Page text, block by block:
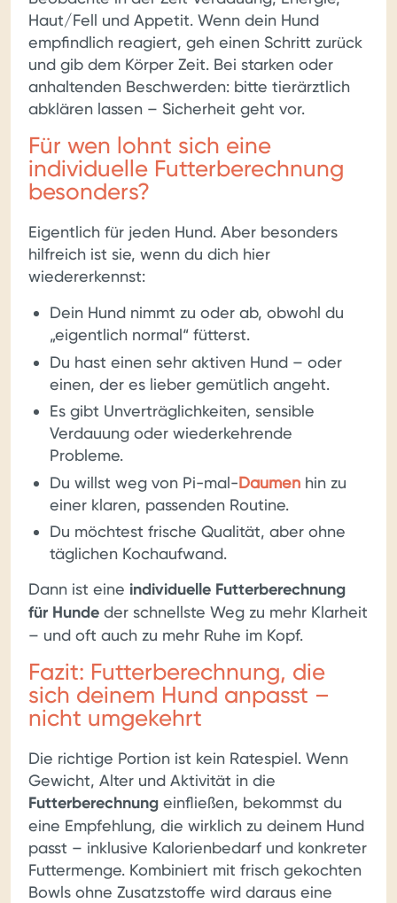
Haut/Fell und Appetit. Wenn dein Hund
empfindlich reagiert, geh einen Schritt zurück
und gib dem Körper Zeit. Bei starken oder
anhaltenden Beschwerden: bitte tierärztlich
abklären lassen – Sicherheit geht vor.
Für wen lohnt sich eine
individuelle Futterberechnung
besonders?
Eigentlich für jeden Hund. Aber besonders
hilfreich ist sie, wenn du dich hier
wiedererkennst:
Dein Hund nimmt zu oder ab, obwohl du
„eigentlich normal“ fütterst.
Du hast einen sehr aktiven Hund – oder
einen, der es lieber gemütlich angeht.
Es gibt Unverträglichkeiten, sensible
Verdauung oder wiederkehrende
Probleme.
Du willst weg von Pi-mal-Daumen hin zu
einer klaren, passenden Routine.
Du möchtest frische Qualität, aber ohne
täglichen Kochaufwand.
Dann ist eine individuelle Futterberechnung
für Hunde der schnellste Weg zu mehr Klarheit
– und oft auch zu mehr Ruhe im Kopf.
Fazit: Futterberechnung, die
sich deinem Hund anpasst –
nicht umgekehrt
Die richtige Portion ist kein Ratespiel. Wenn
Gewicht, Alter und Aktivität in die
Futterberechnung einfließen, bekommst du
eine Empfehlung, die wirklich zu deinem Hund
passt – inklusive Kalorienbedarf und konkreter
Futtermenge. Kombiniert mit frisch gekochten
Bowls ohne Zusatzstoffe wird daraus eine